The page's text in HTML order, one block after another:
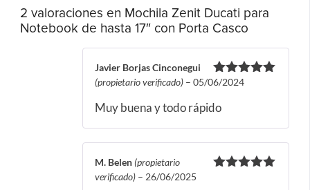
2 valoraciones en Mochila Zenit Ducati para
Notebook de hasta 17″ con Porta Casco
Valorado
Javier Borjas Cinconegui
(propietario verificado) – 05/06/2024
Muy buena y todo rápido
M. Belen (propietario
verificado) – 26/06/2025